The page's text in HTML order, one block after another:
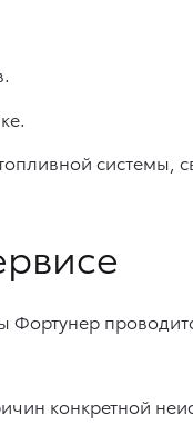
системы,
Фортунер
конкретной